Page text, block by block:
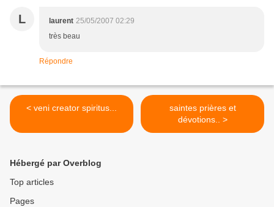
L laurent 25/05/2007 02:29
très beau
Répondre
< veni creator spiritus...
saintes prières et
dévotions.. >
Hébergé par Overblog
Top articles
Pages